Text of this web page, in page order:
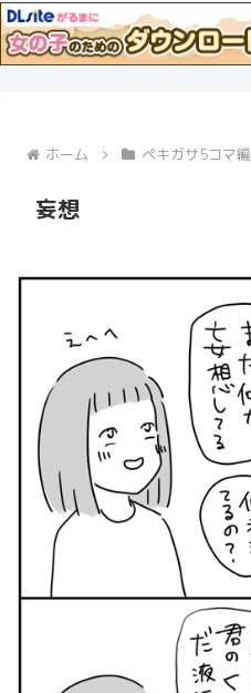
ホーム ペキガサ5コマ編
妄想